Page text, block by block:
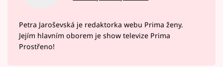
Petra Jaroševská je redaktorka webu Prima ženy.
Jejím hlavním oborem je show televize Prima
Prostřeno!